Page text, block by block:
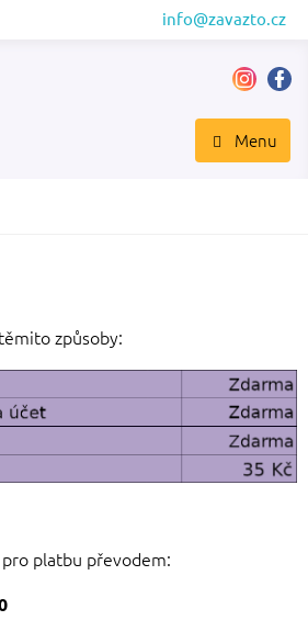
info@zavazto.cz
způsoby:
platbu převodem: